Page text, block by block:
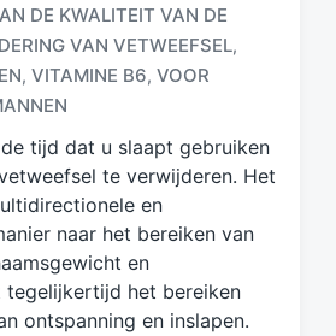
DE KWALITEIT VAN DE
VAN VETWEEFSEL,
, VITAMINE B6, VOOR
tijd dat u slaapt gebruiken
te verwijderen. Het
en
naar het bereiken van
en
tegelijkertijd het bereiken
ontspanning en inslapen.